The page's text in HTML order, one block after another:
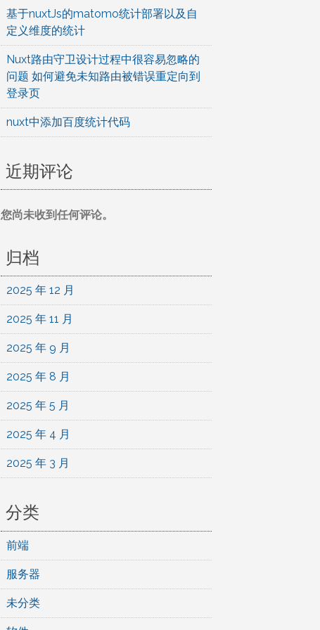
基于nuxtJs的matomo统计部署以及自
定义维度的统计
Nuxt路由守卫设计过程中很容易忽略的
问题 如何避免未知路由被错误重定向到
登录页
nuxt中添加百度统计代码
近期评论
您尚未收到任何评论。
归档
2025 年 12 月
2025 年 11 月
2025 年 9 月
2025 年 8 月
2025 年 5 月
2025 年 4 月
2025 年 3 月
分类
前端
服务器
未分类